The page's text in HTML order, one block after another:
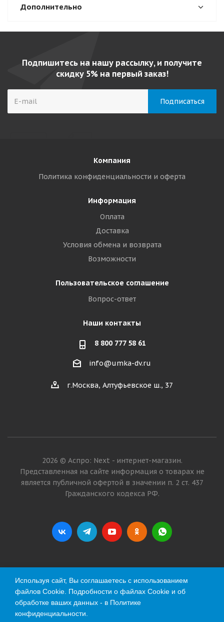
Дополнительно
Подпишитесь на нашу рассылку, и получите
скидку 5% на первый заказ!
Компания
Политика конфиденциальности и оферта
Информация
Оплата
Доставка
Условия обмена и возврата
Возможности
Пользовательское соглашение
Вопрос-ответ
Наши контакты
8 800 777 58 61
info@umka-dv.ru
г.Москва, Алтуфьевское ш., 37
2026 © Аспро: Next - интернет-магазин.
Представленная на сайте информация о товарах не
является публичной офертой в значении п. 2 ст. 437
Гражданского кодекса РФ.
Используя сайт, Вы соглашаетесь с использованием
файлов Cookie. Подробности о файлах Cookie и об
обработке ваших данных - в Политике
конфиденциальности.